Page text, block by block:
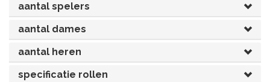
OVERIG (30'-75')
UITGELICHT!
KORT (-30')
OVERIG (30'-75')
UITGELICHT!
JUBILEUMSTUK
MUSICAL
OVERIG
SINTERKLAASTONEEL
KERSTTONEEL
RECHTEN REGELEN
aantal spelers
aantal dames
aantal heren
specificatie rollen